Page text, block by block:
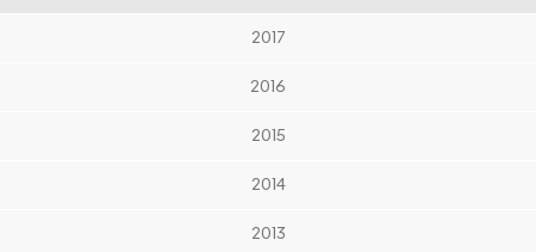
2017
2016
2015
2014
2013